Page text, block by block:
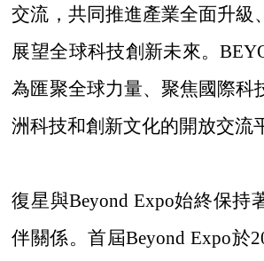
交流，共同推進產業全面升級
展望全球科技創新未來。
為匯聚全球力量、聚焦國際科
洲科技和創新文化的開放交流
復星與Beyond Expo始終保持
伴關係。首屆Beyond Expo於